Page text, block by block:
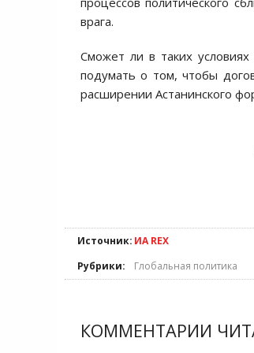
врага.
Сможет ли в таких
подумать о том, чтобы
расширении Астанинского
Источник: ИА REX
Рубрики:
Глобальная политика
КОММЕНТАРИИ